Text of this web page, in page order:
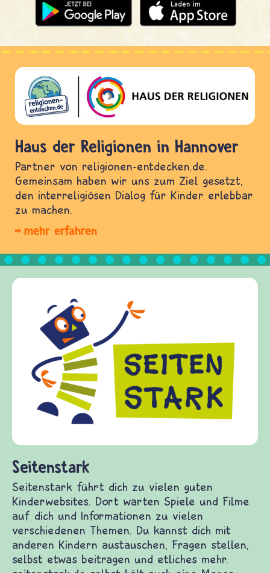
Haus der Religionen in Hannover
Partner von religionen-entdecken.de.
Gemeinsam haben wir uns zum Ziel gesetzt,
den interreligiösen Dialog für Kinder erlebbar
zu machen.
mehr erfahren
Frieden Fragen
frieden-fragen.de ist ein Internet-Angebot für
Kinder, Eltern und ErzieherInnen das zu
Fragen von Krieg und Frieden, Streit und
Gewalt informiert und einen Austausch zu
diesem Themenbereich ermöglicht. frieden-
fragen.de bietet Antworten auf wichtige
und Frieden, Streit und Gewalt.